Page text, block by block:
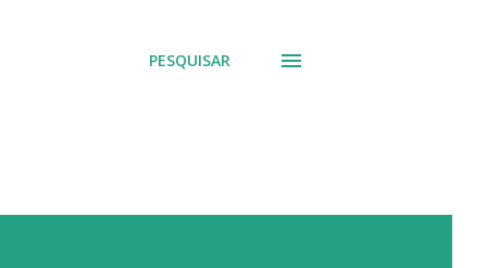
PESQUISAR